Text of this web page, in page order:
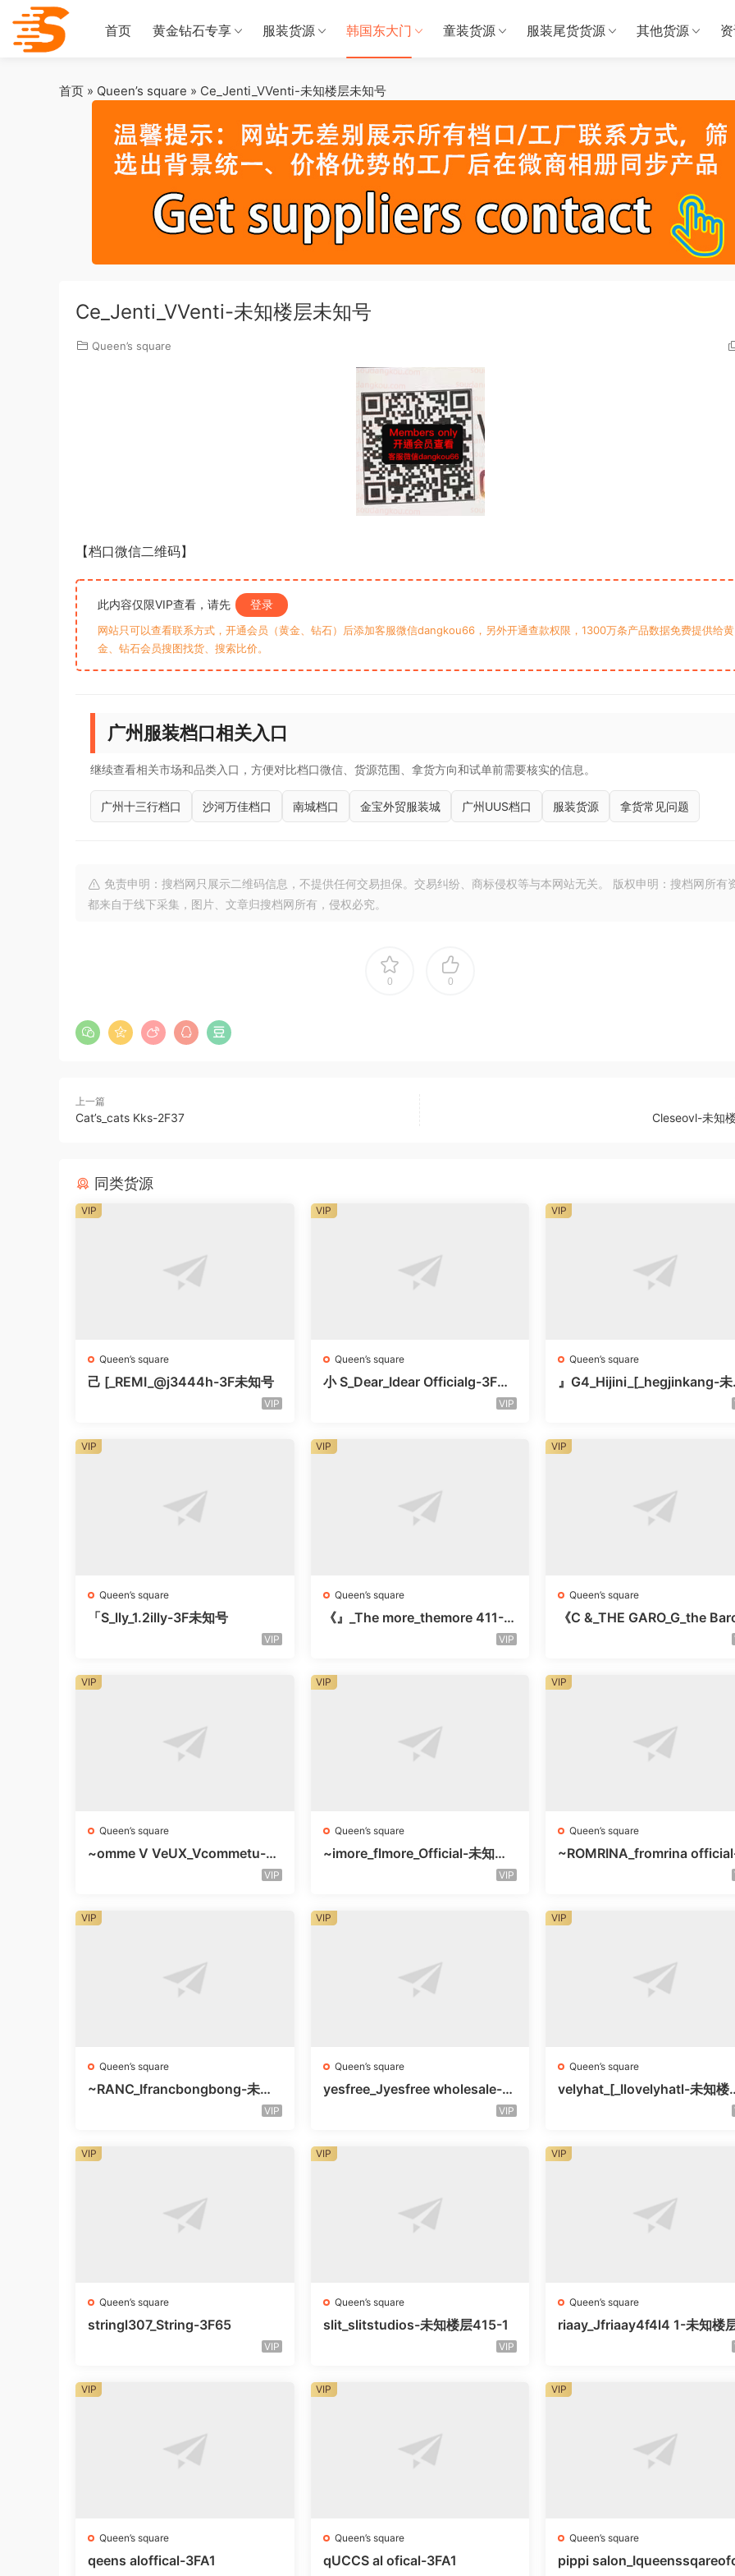
首页 黄金钻石专享 服装货源 韩国东大门 童装货源 服装尾货货源 其他货源
首页 » Queen’s square » Ce_Jenti_VVenti-未知楼层未知号
Ce_Jenti_VVenti-未知楼层未知号
Queen’s square
【档口微信二维码】
此内容仅限VIP查看，请先 登录
网站只可以查看联系方式，开通会员（黄金、钻石）后添加客服微信dangkou66，另外开通查款权限，1300万条产品数据免费提供给黄
金、钻石会员搜图找货、搜索比价。
广州服装档口相关入口
继续查看相关市场和品类入口，方便对比档口微信、货源范围、拿货方向和试单前需要核实的信息。
广州十三行档口 沙河万佳档口 南城档口 金宝外贸服装城 广州UUS档口 服装货源 拿货常见问题
免责申明：搜档网只展示二维码信息，不提供任何交易担保。交易纠纷、商标侵权等与本网站无关。 版权申明：搜档网所有
都来自于线下采集，图片、文章归搜档网所有，侵权必究。
0 0
上一篇
Cat’s_cats Kks-2F37 Cleseovl-未知
同类货源
Queen’s square
己 [_REMI_@j3444h-3F未知号
VIP
VIP
Queen’s square
小 S_Dear_Idear Officialg-3F未
VIP
VIP
Queen’s square
』G4_Hijini_[_hegjinkang-未
VIP
Queen’s square
「S_lly_1.2illy-3F未知号
VIP
VIP
Queen’s square
《』_The more_themore 411-未
VIP
VIP
Queen’s square
《C &_THE GARO_G_the
VIP
Queen’s square
~omme V VeUX_Vcommetu-3F
VIP
VIP
Queen’s square
~imore_flmore_Official-未知楼
VIP
VIP
Queen’s square
~ROMRINA_fromrina
VIP
Queen’s square
~RANC_Ifrancbongbong-未知
VIP
VIP
Queen’s square
yesfree_Jyesfree wholesale-未
VIP
VIP
Queen’s square
velyhat_[_Ilovelyhatl-未知楼
VIP
Queen’s square
stringl307_String-3F65
VIP
VIP
Queen’s square
slit_slitstudios-未知楼层415-1
VIP
VIP
Queen’s square
riaay_Jfriaay4f4l4 1-未知楼
VIP
Queen’s square
qeens aloffical-3FA1
VIP
Queen’s square
qUCCS al ofical-3FA1
VIP
Queen’s square
pippi
VIP